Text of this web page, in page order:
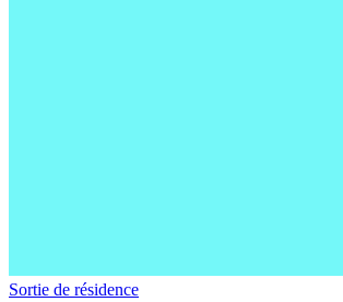
Sortie de résidence